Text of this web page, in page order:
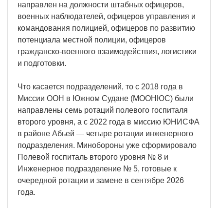
направлен на должности штабных офицеров,
военных наблюдателей, офицеров управления и
командования полицией, офицеров по развитию
потенциала местной полиции, офицеров
гражданско-военного взаимодействия, логистики
и подготовки.
Что касается подразделений, то с 2018 года в
Миссии ООН в Южном Судане (МООНЮС) были
направлены семь ротаций полевого госпиталя
второго уровня, а с 2022 года в миссию ЮНИСФА
в районе Абьей — четыре ротации инженерного
подразделения. Минобороны уже сформировало
Полевой госпиталь второго уровня № 8 и
Инженерное подразделение № 5, готовые к
очередной ротации и замене в сентябре 2026
года.